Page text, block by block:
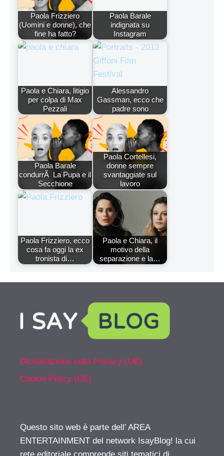
Paola Frizziero
(Uomini e donne), che
fine ha fatto?
Paola Barale
indignata su
Instagram
Paola e Chiara, litigio
per colpa di Max
Pezzali
Alessandro
Gassman, ecco che
padre sono
Paola Barale
condurrÃ La Pupa e il
Secchione
Paola Cortellesi,
donne sempre
svantaggiate sul
lavoro
Paola Frizziero, ecco
cosa fa oggi la ex
tronista di…
Paola e Chiara, il
motivo della
separazione e la…
Dichiarazione sulla Privacy (UE)
Cookie Policy (UE)
Questo sito web è parte dell’ AREA
ENTERTAINMENT del network IsayBlog! la cui